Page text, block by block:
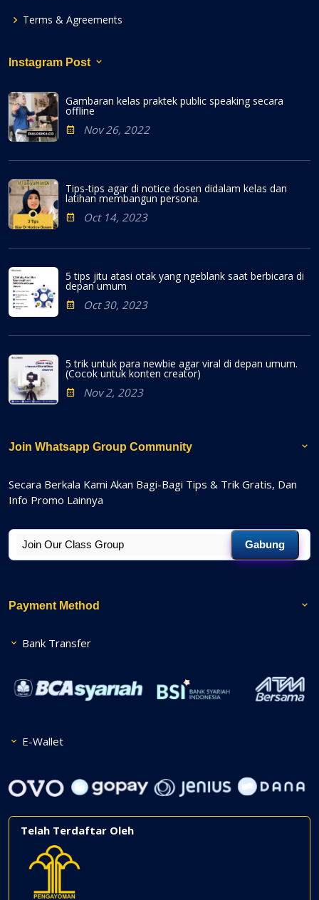
Terms & Agreements
Instagram Post
Gambaran kelas praktek public speaking secara
offline
Nov 26, 2022
Tips-tips agar di notice dosen didalam kelas dan
latihan membangun persona.
Oct 14, 2023
5 tips jitu atasi otak yang ngeblank saat berbicara di
depan umum
Oct 30, 2023
5 trik untuk para newbie agar viral di depan umum.
(Cocok untuk konten creator)
Nov 2, 2023
Join Whatsapp Group Community
Secara Berkala Kami Akan Bagi-Bagi Tips & Trik Gratis, Dan
Info Promo Lainnya
Gabung
Payment Method
Bank Transfer
E-Wallet
Telah Terdaftar Oleh